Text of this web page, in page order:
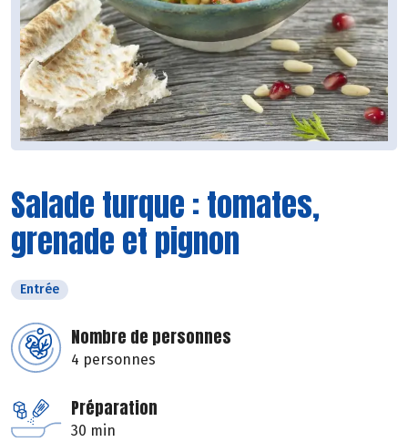
Salade turque : tomates,
grenade et pignon
Entrée
Nombre de personnes
4 personnes
Préparation
30 min